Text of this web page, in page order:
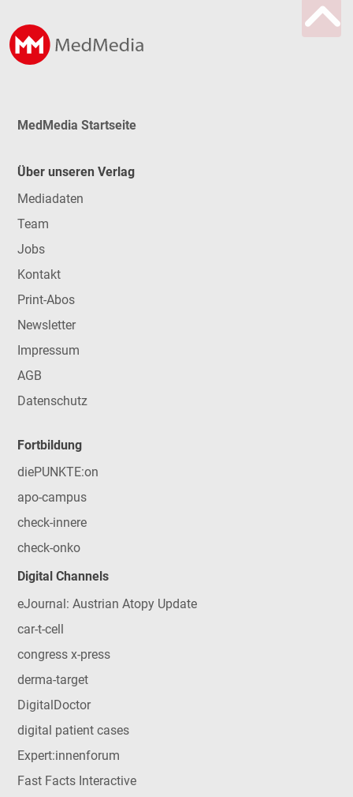
MedMedia Startseite
Über unseren Verlag
Mediadaten
Team
Jobs
Kontakt
Print-Abos
Newsletter
Impressum
AGB
Datenschutz
Fortbildung
diePUNKTE:on
apo-campus
check-innere
check-onko
Digital Channels
eJournal: Austrian Atopy Update
car-t-cell
congress x-press
derma-target
DigitalDoctor
digital patient cases
Expert:innenforum
Fast Facts Interactive